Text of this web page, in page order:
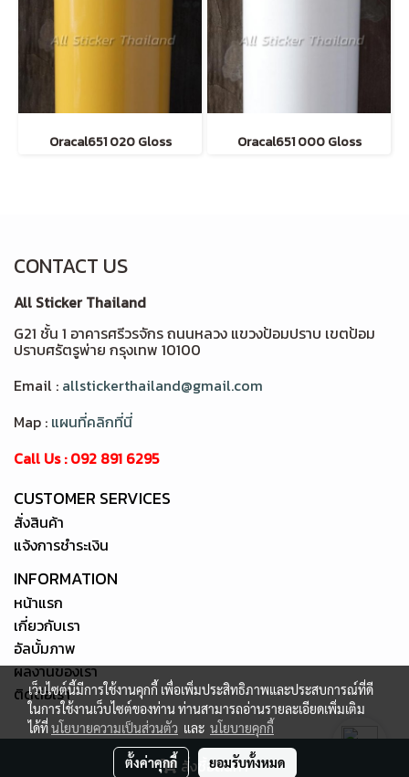
สั่งซื้อสินค้า
Oracal651 020 Gloss Oracal651 000 Gloss
CONTACT US
All Sticker Thailand
G21 ชั้น 1 อาคารศรีวรจักร ถนนหลวง แขวงป้อมปราบ เขตป้อม
ปราบศรัตรูพ่าย กรุงเทพ 10100
Email : allstickerthailand@gmail.com
Map : แผนที่คลิกที่นี่
Call Us : 092 891 6295
CUSTOMER SERVICES
สั่งสินค้า
แจ้งการชำระเงิน
INFORMATION
หน้าแรก
เกี่ยวกับเรา
อัลบั้มภาพ
ผลงานของเรา
ติดต่อเรา
Copy right by allstickerthailand.com
เว็บไซต์นี้มีการใช้งานคุกกี้ เพื่อเพิ่มประสิทธิภาพและประสบการณ์ที่ดี
ในการใช้งานเว็บไซต์ของท่าน ท่านสามารถอ่านรายละเอียดเพิ่มเติม
ได้ที่นโยบายความเป็นส่วนตัว และ นโยบายคุกกี้
ตั้งค่าคุกกี้ ยอมรับทั้งหมด